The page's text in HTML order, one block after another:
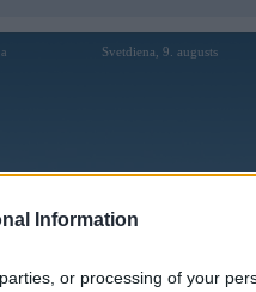
Information
or processing of your
Svetdiena, 9. augusts
Lietotāji